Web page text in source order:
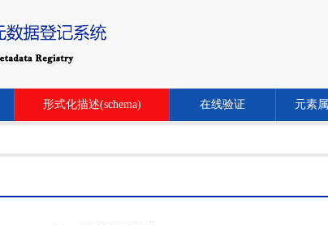
形式化描述(schema) 在线验证 元素